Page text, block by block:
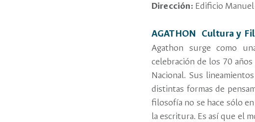
Dirección: Edificio
AGATHON Cultura y
Agathon surge como
celebración de los 70
Nacional. Sus
distintas formas de
filosofía no se hace sólo
la escritura. Es así que el